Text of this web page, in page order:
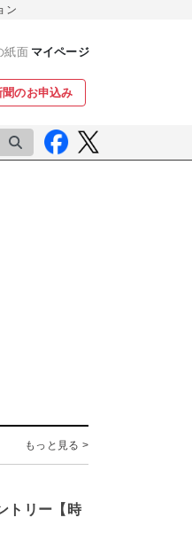
ン
紙面 マイページ
聞のお申込み
検索
もっと見る >
トリー【時